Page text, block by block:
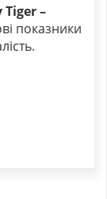
–
показники